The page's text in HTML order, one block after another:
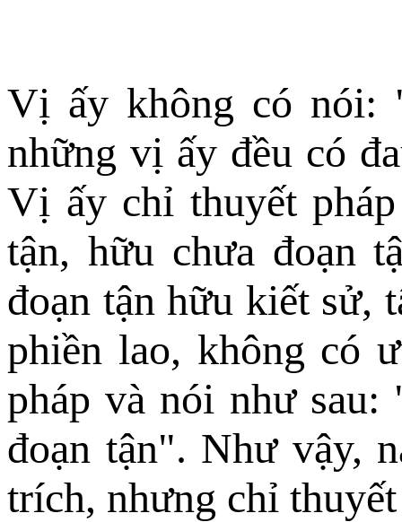
Vị ấy không có nói:
những vị ấy đều có
Vị ấy chỉ thuyết
tận, hữu chưa đoạn
đoạn tận hữu kiết sử,
phiền lao, không có
pháp và nói như
đoạn tận". Như vậy,
trích, nhưng chỉ